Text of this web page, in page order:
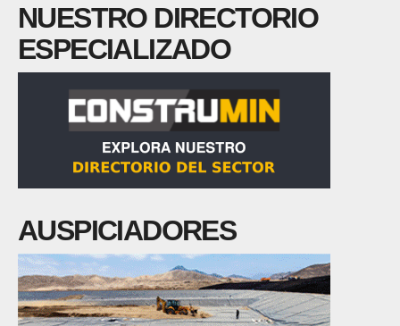
NUESTRO DIRECTORIO
ESPECIALIZADO
AUSPICIADORES